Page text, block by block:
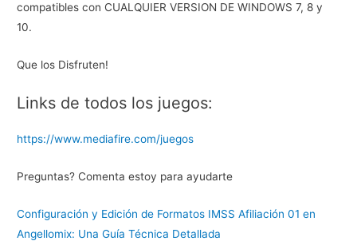
compatibles con CUALQUIER VERSION DE WINDOWS 7, 8 y
10.
Que los Disfruten!
Links de todos los juegos:
https://www.mediafire.com/juegos
Preguntas? Comenta estoy para ayudarte
Configuración y Edición de Formatos IMSS Afiliación 01 en
Angellomix: Una Guía Técnica Detallada